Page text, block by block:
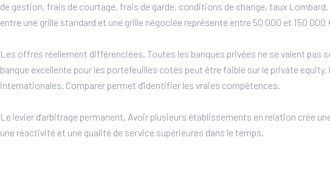
de gestion, frais de courtage, frais de garde, conditions de change, taux
entre une grille standard et une grille négociée représente entre 50 000 et 150 000
Les offres réellement différenciées. Toutes les banques privées ne se valent pas
banque excellente pour les portefeuilles cotés peut être faible sur le private
internationales. Comparer permet d'identifier les vraies compétences.
Le levier d'arbitrage permanent. Avoir plusieurs établissements en relation crée
une réactivité et une qualité de service supérieures dans le temps.